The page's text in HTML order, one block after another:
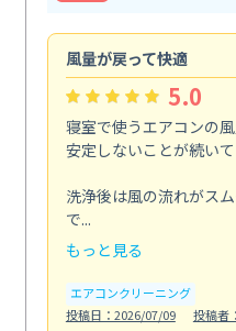
風量が戻って快適
5.0
寝室で使うエアコンの
安定しないことが続いて
洗浄後は風の流れがス
で...
もっと見る
エアコンクリーニング
投稿日：2026/07/09
投稿者